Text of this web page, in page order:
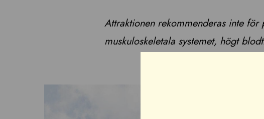
Attraktionen rekommenderas inte
muskuloskeletala systemet, högt